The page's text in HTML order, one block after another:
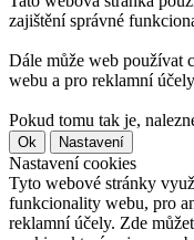
zajištění správné
Dále může web používat
webu a pro reklamní
Pokud tomu tak je,
Ok Nastavení
Nastavení cookies
Tyto webové stránky
funkcionality webu, pro
reklamní účely. Zde